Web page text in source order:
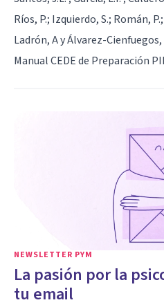
Ríos, P.; Izquierdo, S.; Román,
Ladrón, A y Álvarez-
Manual CEDE de Preparación
NEWSLETTER PYM
La pasión por la
tu email